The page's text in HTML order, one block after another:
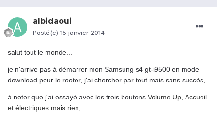
albidaoui
Posté(e) 15 janvier 2014
salut tout le monde...
je n'arrive pas à démarrer mon Samsung s4 gt-i9500 en mode
download pour le rooter, j'ai chercher par tout mais sans succès,
à noter que j'ai essayé avec les trois boutons Volume Up, Accueil
et électriques mais rien,.